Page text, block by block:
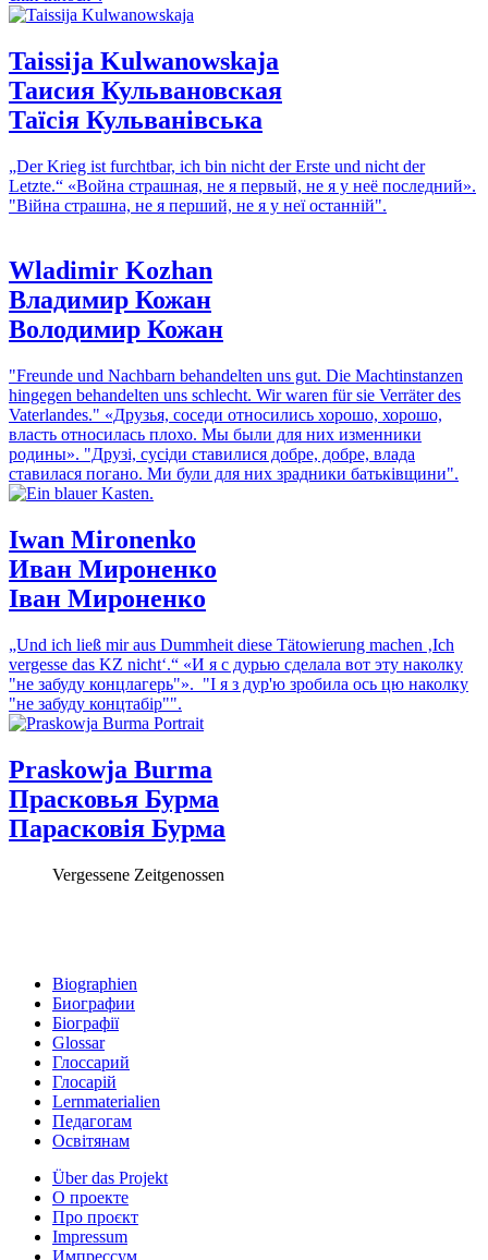
Taissija Kulwanowskaja
Таисия Кульвановская
Таїсія Кульванівська
„Der Krieg ist furchtbar, ich bin nicht der Erste und nicht der
Letzte.“ «Война страшная, не я первый, не я у неё последний».
"Війна страшна, не я перший, не я у неї останній".
Wladimir Kozhan
Владимир Кожан
Володимир Кожан
"Freunde und Nachbarn behandelten uns gut. Die Machtinstanzen
hingegen behandelten uns schlecht. Wir waren für sie Verräter des
Vaterlandes." «Друзья, соседи относились хорошо, хорошо,
власть относилась плохо. Мы были для них изменники
родины». "Друзі, сусіди ставилися добре, добре, влада
ставилася погано. Ми були для них зрадники батьківщини".
Iwan Mironenko
Иван Мироненко
Іван Мироненко
„Und ich ließ mir aus Dummheit diese Tätowierung machen ‚Ich
vergesse das KZ nicht‘.“ «И я с дурью сделала вот эту наколку
"не забуду концлагерь"». "І я з дур'ю зробила ось цю наколку
"не забуду концтабір"".
Praskowja Burma
Прасковья Бурма
Парасковія Бурма
Vergessene Zeitgenossen
Biographien
Биографии
Біографії
Glossar
Глоссарий
Глосарій
Lernmaterialien
Педагогам
Освітянам
Über das Projekt
О проекте
Про проєкт
Impressum
Импрессум